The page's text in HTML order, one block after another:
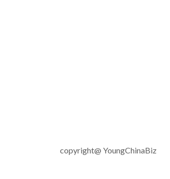
copyright@ YoungChinaBiz